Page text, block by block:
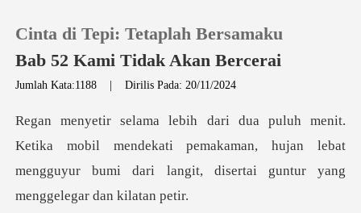
0
Pengisian Ulang
Cinta di Tepi: Tetaplah Bersamaku
Bab 52 Kami Tidak Akan Bercerai
Jumlah Kata:1188 |Dirilis Pada: 20/11/2024
obil mendekati pemakaman, hujan lebat
mengguyur bumi dari